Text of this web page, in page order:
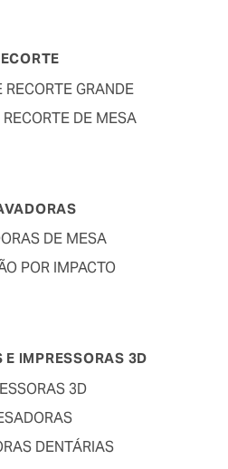
RECORTE GRANDE
DE MESA
DE MESA
POR IMPACTO
E IMPRESSORAS 3D
3D
DENTÁRIAS